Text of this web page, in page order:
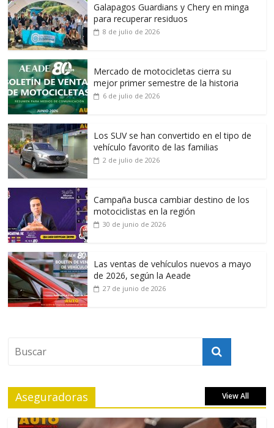
Galapagos Guardians y Chery en minga
para recuperar residuos
8 de julio de 2026
Mercado de motocicletas cierra su
mejor primer semestre de la historia
6 de julio de 2026
Los SUV se han convertido en el tipo de
vehículo favorito de las familias
2 de julio de 2026
Campaña busca cambiar destino de los
motociclistas en la región
30 de junio de 2026
Las ventas de vehículos nuevos a mayo
de 2026, según la Aeade
27 de junio de 2026
Aseguradoras View All